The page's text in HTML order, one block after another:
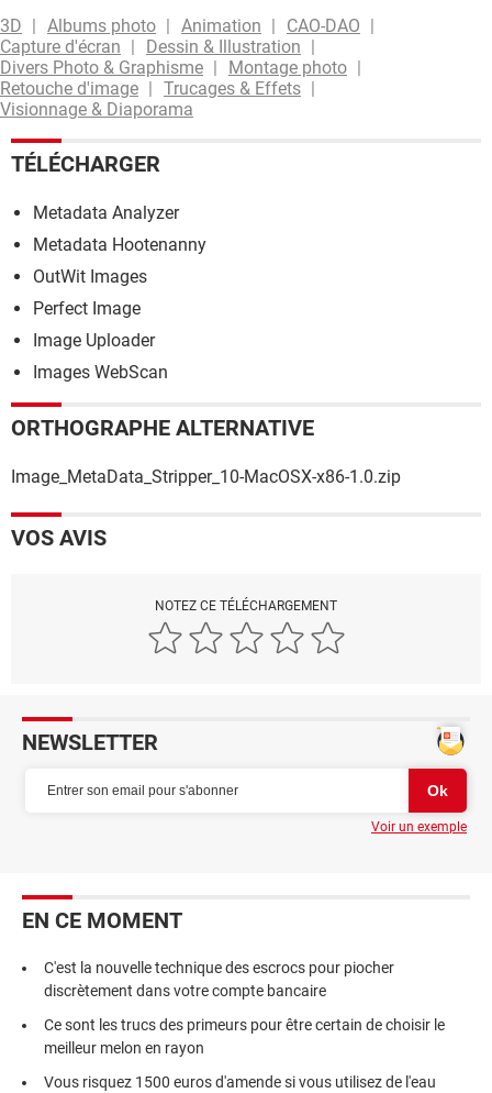
3D
Albums photo Animation
CAO-DAO
Capture d'écran
Dessin & Illustration
Divers Photo & Graphisme
Montage photo
Retouche d'image
Trucages & Effets
Visionnage & Diaporama
TÉLÉCHARGER
Metadata Analyzer
Metadata Hootenanny
OutWit Images
Perfect Image
Image Uploader
Images WebScan
ORTHOGRAPHE ALTERNATIVE
Image_MetaData_Stripper_10-MacOSX-x86-1.0.zip
VOS AVIS
NOTEZ CE TÉLÉCHARGEMENT
NEWSLETTER
Voir un exemple
EN CE MOMENT
C'est la nouvelle technique des escrocs pour piocher
discrètement dans votre compte bancaire
Ce sont les trucs des primeurs pour être certain de choisir le
meilleur melon en rayon
Vous risquez 1500 euros d'amende si vous utilisez de l'eau